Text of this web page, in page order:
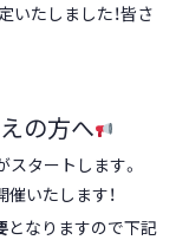
いたしました！皆さ
の方へ
タートします。
催いたします！
となりますので下記